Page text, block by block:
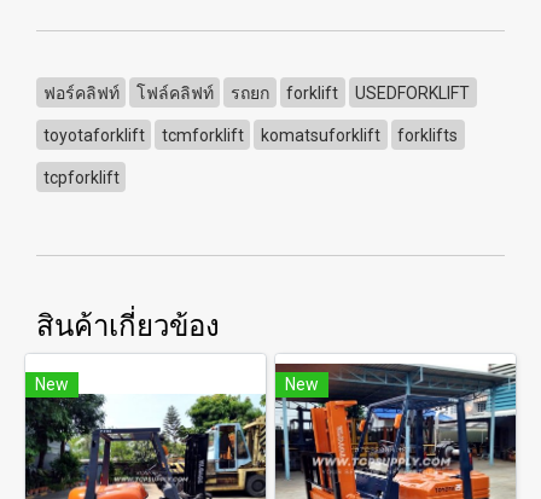
ฟอร์คลิฟท์ โฟล์คลิฟท์ รถยก forklift USEDFORKLIFT
toyotaforklift tcmforklift komatsuforklift forklifts
tcpforklift
สินค้าเกี่ยวข้อง
New New